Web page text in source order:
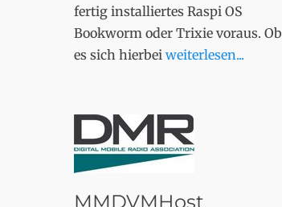
fertig installiertes Raspi OS
Bookworm oder Trixie voraus. Ob
es sich hierbei weiterlesen...
MMDVMHost